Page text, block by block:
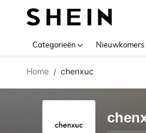
Categorieën Nieuwkomers
Home / chenxuc